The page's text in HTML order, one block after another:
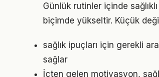
Günlük rutinler içinde
biçimde yükseltir. Küçük
sağlık ipuçları için gerekli
sağlar
İçten gelen motivasyon,